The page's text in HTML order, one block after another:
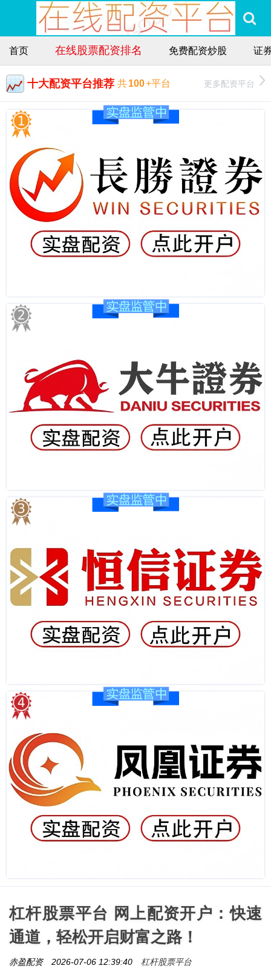
首页 在线股票配资排名 免费配资炒股 证
十大配资平台推荐 共100+平台 更多配资平台
杠杆股票平台 网上配资开户：快速
通道，轻松开启财富之路！
赤盈配资 2026-07-06 12:39:40 杠杆股票平台